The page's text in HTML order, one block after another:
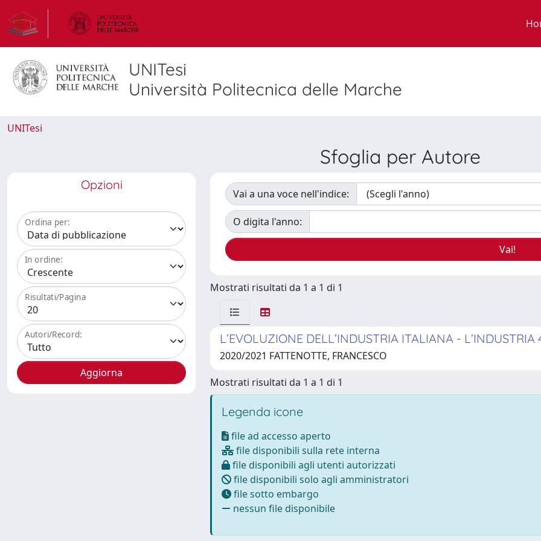
UNITesi
Università Politecnica delle Marche
UNITesi
Sfoglia per Autore
Opzioni
Ordina per:
In ordine:
Risultati/Pagina
Autori/Record:
Vai a una voce nell'indice:
O digita l'anno:
Mostrati risultati da 1 a 1 di 1
L’EVOLUZIONE DELL’INDUSTRIA ITALIANA - L’INDUSTRIA
2020/2021 FATTENOTTE, FRANCESCO
Mostrati risultati da 1 a 1 di 1
Legenda icone
file ad accesso aperto
file disponibili sulla rete interna
file disponibili agli utenti autorizzati
file disponibili solo agli amministratori
file sotto embargo
nessun file disponibile